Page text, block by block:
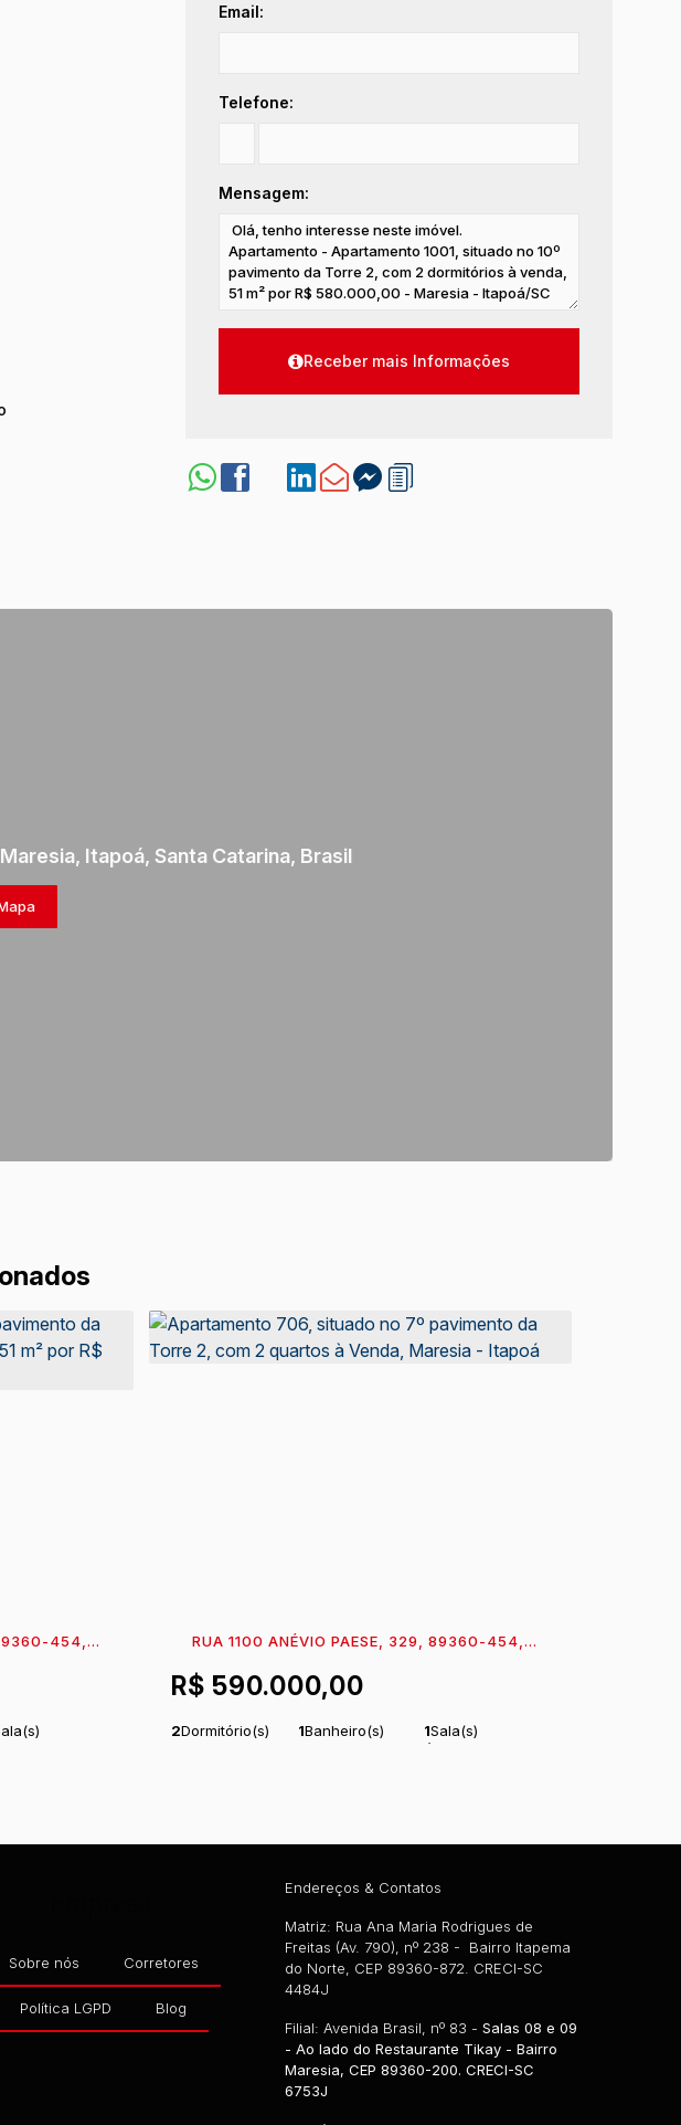
Email:
Telefone:
Mensagem:
Maresia, Itapoá, Santa Catarina, Brasil
454,
R$ 590.000,00
RUA 1100 ANÉVIO PAESE, 329, 89360-454,
2Dormitório(s) 1Banheiro(s) 1Sala(s)
Sobre nós Corretores
Política LGPD Blog
Endereços & Contatos
Matriz: Rua Ana Maria Rodrigues de
Freitas (Av. 790), nº 238 - Bairro Itapema
do Norte, CEP 89360-872. CRECI-SC
4484J
Filial: Avenida Brasil, nº 83 - Salas 08 e 09
- Ao lado do Restaurante Tikay - Bairro
Maresia, CEP 89360-200. CRECI-SC
6753J